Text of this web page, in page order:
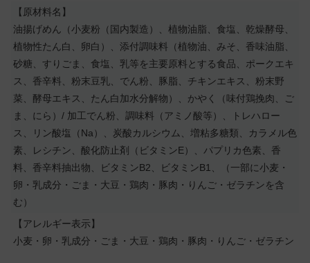
【原材料名】
油揚げめん（小麦粉（国内製造）、植物油脂、食塩、乾燥酵母、
植物性たん白、卵白）、添付調味料（植物油、みそ、香味油脂、
砂糖、すりごま、食塩、乳等を主要原料とする食品、ポークエキ
ス、香辛料、粉末豆乳、でん粉、豚脂、チキンエキス、粉末野
菜、酵母エキス、たん白加水分解物）、かやく（味付鶏挽肉、ご
ま、にら）/ 加工でん粉、調味料（アミノ酸等）、トレハロー
ス、リン酸塩（Na）、炭酸カルシウム、増粘多糖類、カラメル色
素、レシチン、酸化防止剤（ビタミンE）、パプリカ色素、香
料、香辛料抽出物、ビタミンB2、ビタミンB1、（一部に小麦・
卵・乳成分・ごま・大豆・鶏肉・豚肉・りんご・ゼラチンを含
む）
【アレルギー表示】
小麦・卵・乳成分・ごま・大豆・鶏肉・豚肉・りんご・ゼラチン